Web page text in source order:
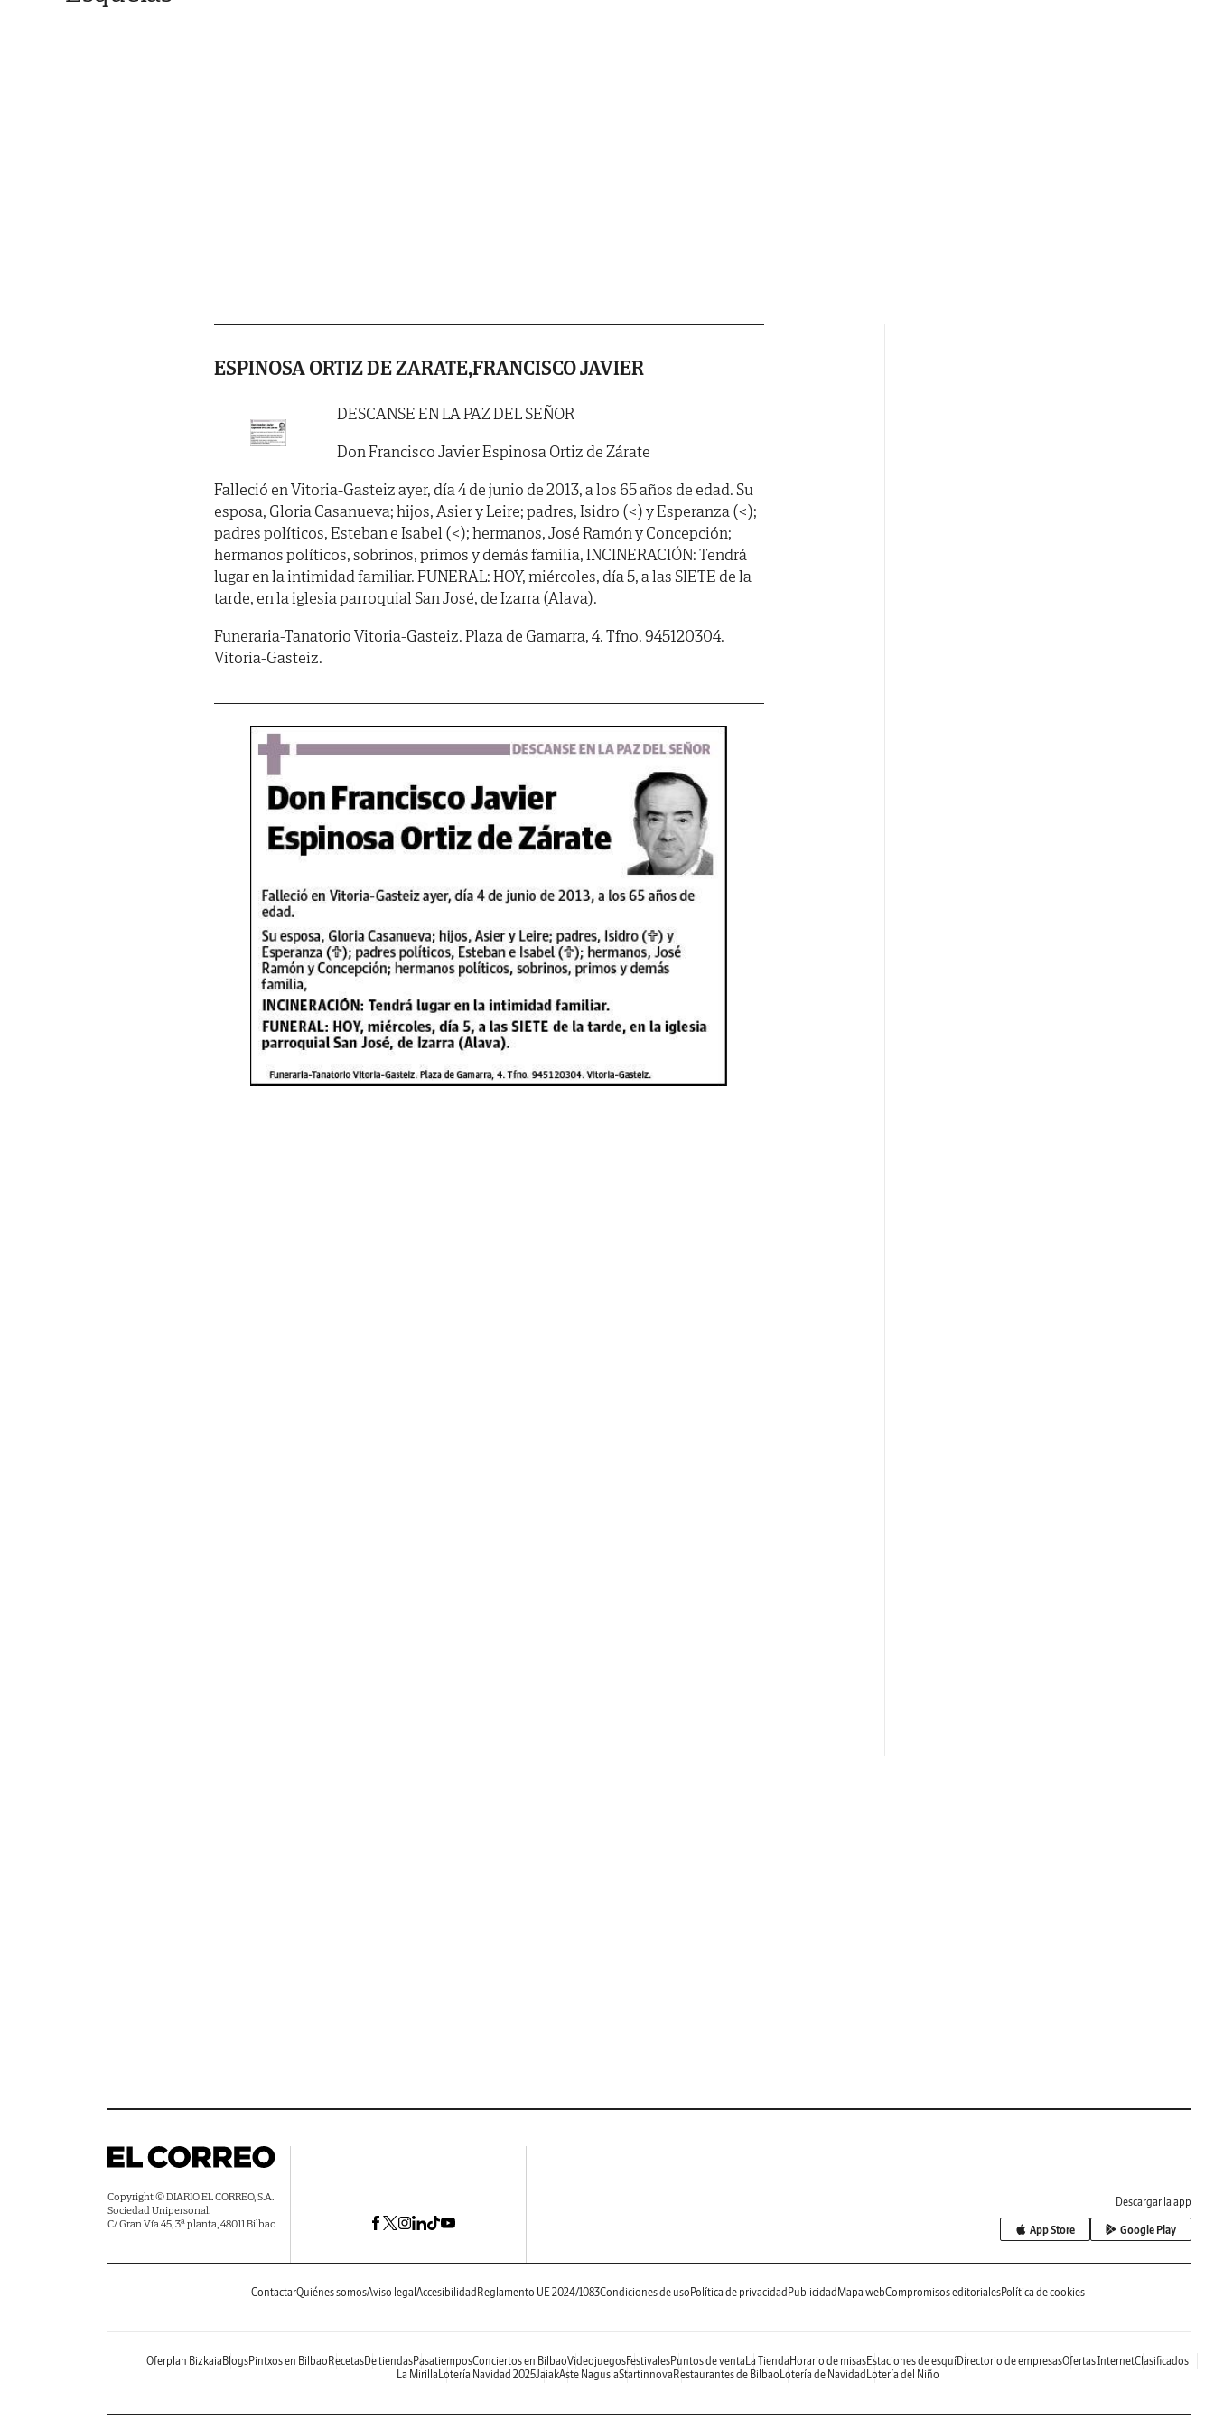
ESPINOSA ORTIZ DE ZARATE,FRANCISCO JAVIER
DESCANSE EN LA PAZ DEL SEÑOR
Don Francisco Javier Espinosa Ortiz de Zárate
Falleció en Vitoria-Gasteiz ayer, día 4 de junio de 2013, a los 65 años de edad. Su
esposa, Gloria Casanueva; hijos, Asier y Leire; padres, Isidro (<) y Esperanza (<);
padres políticos, Esteban e Isabel (<); hermanos, José Ramón y Concepción;
hermanos políticos, sobrinos, primos y demás familia, INCINERACIÓN: Tendrá
lugar en la intimidad familiar. FUNERAL: HOY, miércoles, día 5, a las SIETE de la
tarde, en la iglesia parroquial San José, de Izarra (Alava).
Funeraria-Tanatorio Vitoria-Gasteiz. Plaza de Gamarra, 4. Tfno. 945120304.
Vitoria-Gasteiz.
Copyright © DIARIO EL CORREO, S.A.
Sociedad Unipersonal.
C/ Gran Vía 45, 3ª planta, 48011 Bilbao
Descargar la app
App Store Google Play
ContactarQuiénes somosAviso legal Accesibilidad Reglamento UE 2024/1083Condiciones de uso Política de privacidad Publicidad Mapa webCompromisos editorialesPolítica de cookies
Oferplan Bizkaia BlogsPintxos en Bilbao RecetasDe tiendasPasatiemposConciertos en BilbaoVideojuegosFestivalesPuntos de venta La Tienda Horario de misasEstaciones de esquíDirectorio de empresasOfertas InternetClasificados
La Mirilla Lotería Navidad 2025JaiakAste NagusiaStartinnova Restaurantes de Bilbao Lotería de Navidad Lotería del Niño